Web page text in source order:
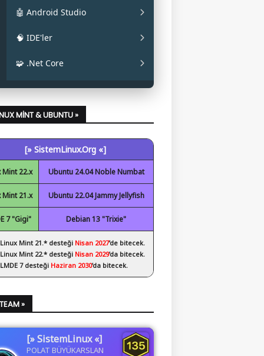
✔ Mainline
✔ Oracle JAVA
✔ OpenJDK
🤖 Android Studio
✔ Android Studio
🧠 IDE'ler
✔ Eclipse
✔ NetBeans
✔ Visual Studio Code
🧩 .Net Core
✔ .Net Core Kurulumu
MINT & UBUNTU »
[» SistemLinux.Org «]
Mint 22.x Ubuntu 24.04 Noble Numbat
Mint 21.x Ubuntu 22.04 Jammy Jellyfish
7 "Gigi" Debian 13 "Trixie"
Mint 21.* desteği Nisan 2027’de bitecek.
Mint 22.* desteği Nisan 2029’da bitecek.
7 desteği Haziran 2030’da bitecek.
»
[» SistemLinux «]
POLAT BÜYÜKARSLAN